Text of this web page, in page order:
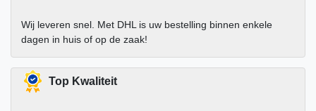
Wij leveren snel. Met DHL is uw bestelling binnen enkele
dagen in huis of op de zaak!
Top Kwaliteit